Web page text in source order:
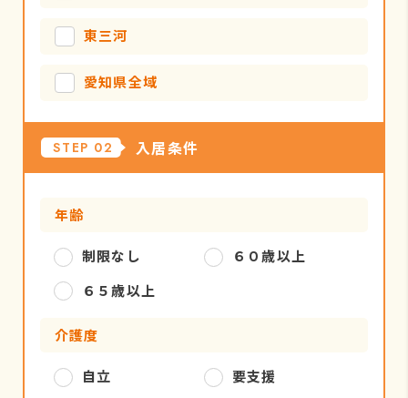
東三河
愛知県全域
STEP 02 入居条件
年齢
制限なし
６０歳以上
６５歳以上
介護度
自立
要支援